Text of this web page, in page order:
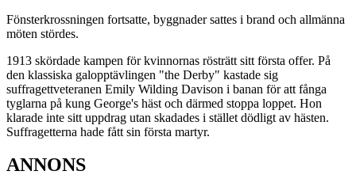
Fönsterkrossningen fortsatte, byggnader sattes i brand och allmänna
möten stördes.
1913 skördade kampen för kvinnornas rösträtt sitt första offer. På
den klassiska galopptävlingen "the Derby" kastade sig
suffragettveteranen Emily Wilding Davison i banan för att fånga
tyglarna på kung George's häst och därmed stoppa loppet. Hon
klarade inte sitt uppdrag utan skadades i stället dödligt av hästen.
Suffragetterna hade fått sin första martyr.
ANNONS